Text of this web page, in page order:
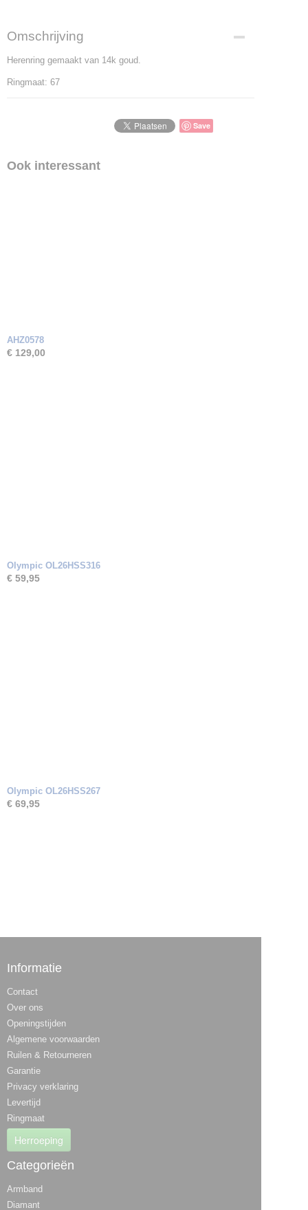
Omschrijving
Herenring gemaakt van 14k goud.
Ringmaat: 67
Save
Ook interessant
AHZ0578
€ 129,00
Olympic OL26HSS316
€ 59,95
Olympic OL26HSS267
€ 69,95
Informatie
Contact
Over ons
Openingstijden
Algemene voorwaarden
Ruilen & Retourneren
Garantie
Privacy verklaring
Levertijd
Ringmaat
Herroeping
Categorieën
Armband
Diamant